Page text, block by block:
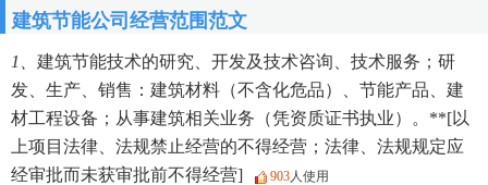
建筑节能公司经营范围范文
1、 建筑节能技术的研究、开发及技术咨询、技术服务；研
发、生产、销售：建筑材料（不含化危品）、节能产品、建
材工程设备；从事建筑相关业务（凭资质证书执业）。**[以
上项目法律、法规禁止经营的不得经营；法律、法规规定应
经审批而未获审批前不得经营]
903 人使用